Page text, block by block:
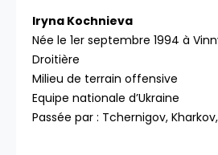
Iryna Kochnieva
Née le 1er septembre 1994 à
Droitière
Milieu de terrain offensive
Equipe nationale d’Ukraine
Passée par : Tchernigov,